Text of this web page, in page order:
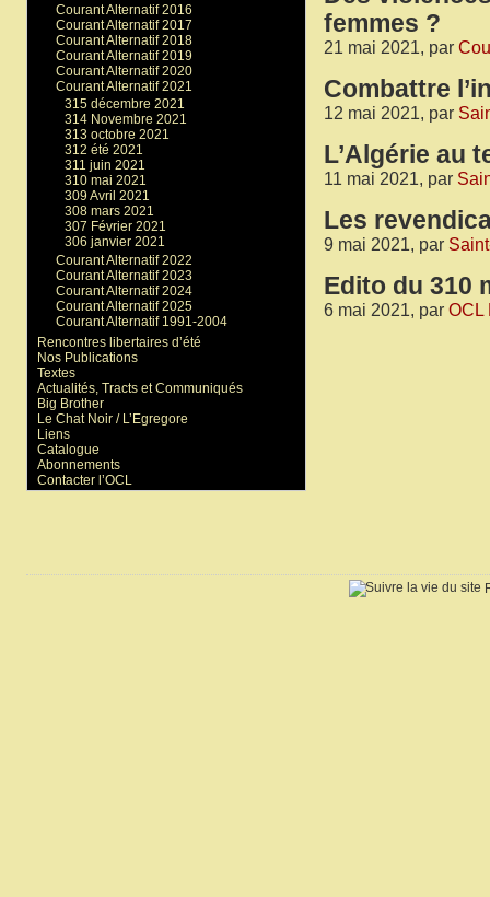
femmes ?
21 mai 2021, par
Combattre
12 mai 2021, par
L’Algérie au
11 mai 2021, par
Les
9 mai 2021, par
Edito du 310
6 mai 2021, par OCL
Courant Alternatif 2016
Courant Alternatif 2017
Courant Alternatif 2018
Courant Alternatif 2019
Courant Alternatif 2020
Courant Alternatif 2021
315 décembre 2021
314 Novembre 2021
313 octobre 2021
312 été 2021
311 juin 2021
310 mai 2021
309 Avril 2021
308 mars 2021
307 Février 2021
306 janvier 2021
Courant Alternatif 2022
Courant Alternatif 2023
Courant Alternatif 2024
Courant Alternatif 2025
Courant Alternatif 1991-2004
Rencontres libertaires d’été
Nos Publications
Textes
Actualités, Tracts et Communiqués
Big Brother
Le Chat Noir / L’Egregore
Liens
Catalogue
Abonnements
Contacter l’OCL